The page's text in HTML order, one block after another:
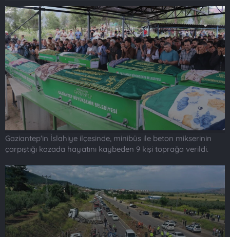
ş
l
a
t
a
n
t
a
r
h
i
Gaziantep'in İslahiye ilçesinde, minibüs ile beton mikserinin
çarpıştığı kazada hayatını kaybeden 9 kişi toprağa verildi.